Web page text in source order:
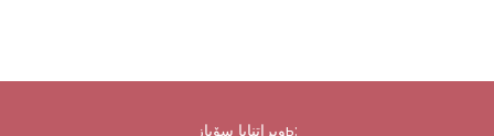
وبراتنايا سۆيازь: